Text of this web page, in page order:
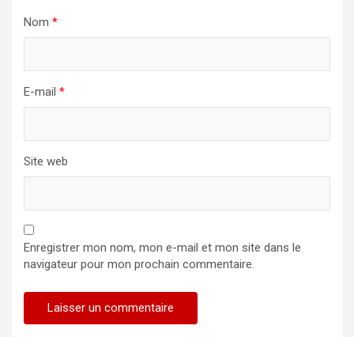
Nom *
E-mail *
Site web
Enregistrer mon nom, mon e-mail et mon site dans le
navigateur pour mon prochain commentaire.